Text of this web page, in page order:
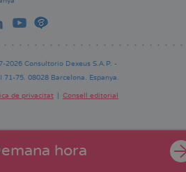
hora
2026 Consultorio Dexeus S.A.P. -
71-75. 08028 Barcelona. Espanya.
de privacitat Consell editorial